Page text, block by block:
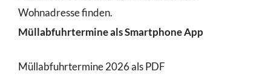
Wohnadresse finden.
Müllabfuhrtermine als Smartphone App
Müllabfuhrtermine 2026 als PDF